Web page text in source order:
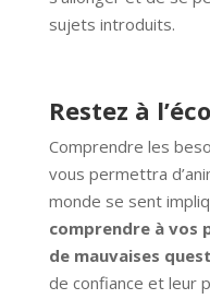
sujets introduits.
Restez à
Comprendre les
vous permettra
monde se sent
comprendre à vos
de mauvaises
de confiance et leur